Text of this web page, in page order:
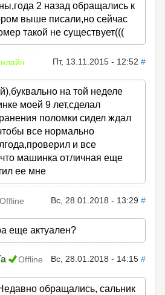
2 назад обращались к
выше писали,но сейчас
такой не существует(((
Пт, 13.11.2015 - 12:52 #
на той неделе
моей 9 лет,сделал
поломки сидел ждал
все нормально
и все
что машинка отличная еще
ее мне
Offline Вс, 28.01.2018 - 13:29 #
еще актуален?
Offline Вс, 28.01.2018 - 14:15 #
обращались, сальник